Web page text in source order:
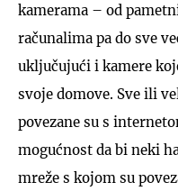
kamerama – od
računalima pa do sve
uključujući i kamere
svoje domove. Sve ili
povezane su s
mogućnost da bi neki
mreže s kojom su